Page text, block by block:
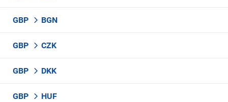
GBP BGN
GBP CZK
GBP DKK
GBP HUF